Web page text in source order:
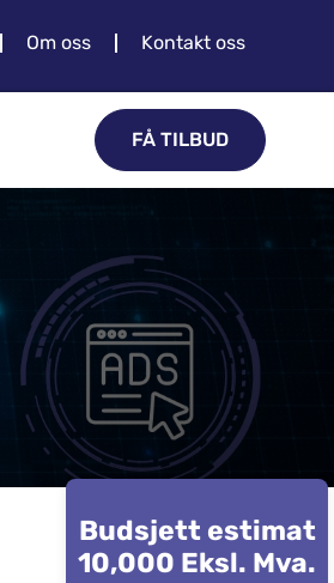
Om oss Kontakt oss
FÅ TILBUD
Budsjett estimat
10,000 Eksl. Mva.